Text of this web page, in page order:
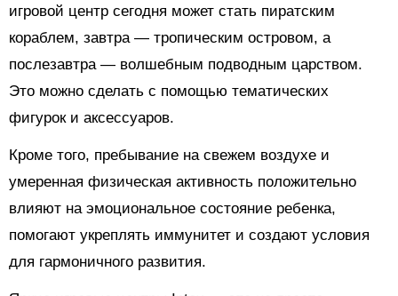
игровой центр сегодня может стать пиратским
кораблем, завтра — тропическим островом, а
послезавтра — волшебным подводным царством.
Это можно сделать с помощью тематических
фигурок и аксессуаров.
Кроме того, пребывание на свежем воздухе и
умеренная физическая активность положительно
влияют на эмоциональное состояние ребенка,
помогают укреплять иммунитет и создают условия
для гармоничного развития.